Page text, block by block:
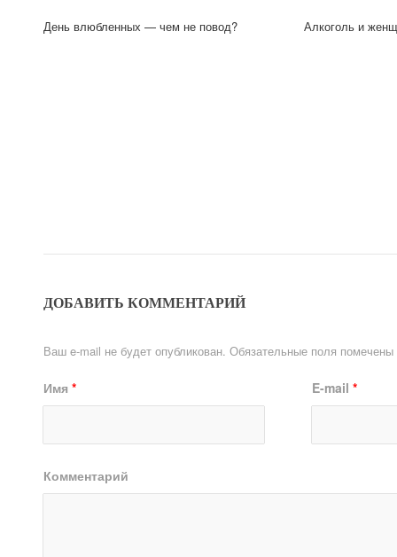
День влюбленных — чем не повод? Алкоголь и
ДОБАВИТЬ КОММЕНТАРИЙ
Ваш e-mail не будет опубликован. Обязательные поля помечены
Имя * E-mail *
Комментарий